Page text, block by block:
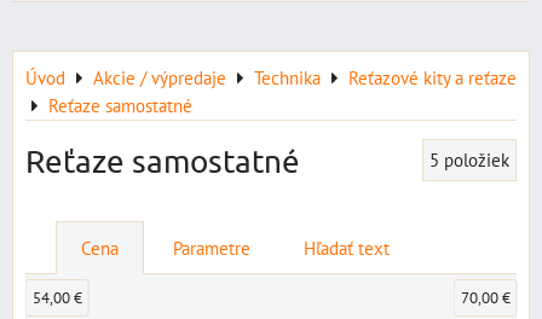
Úvod Akcie / výpredaje Technika
Reťazové kity a reťaze
Reťaze samostatné
Reťaze samostatné 5 položiek
Cena Parametre Hľadať text
54,00 € 70,00 €